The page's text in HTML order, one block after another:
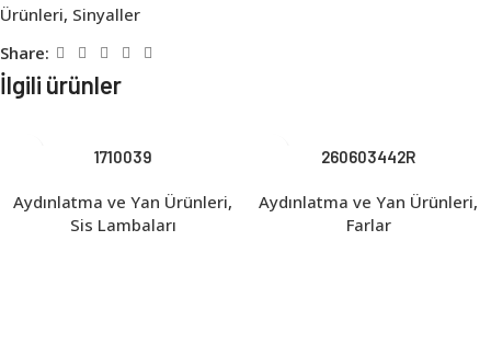
Ürünleri, Sinyaller
Share:
İlgili ürünler
1710039
Aydınlatma ve Yan Ürünleri,
Sis Lambaları
260603442R
Aydınlatma ve Yan Ürünleri,
Farlar